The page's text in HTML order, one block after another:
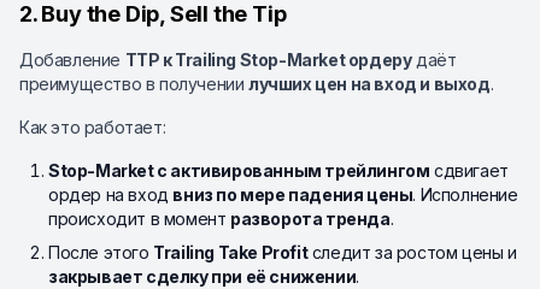
2. Buy the Dip, Sell the Tip
Добавление TTP к Trailing Stop-Market ордерудаёт
преимущество в получении лучших цен на вход и выход.
Как это работает:
Stop-Market с активированным трейлингом сдвигает
ордер на вход вниз по мере падения цены. Исполнение
происходит в момент разворота тренда.
После этого Trailing Take Profitследит за ростом цены и
закрывает сделку при её снижении.